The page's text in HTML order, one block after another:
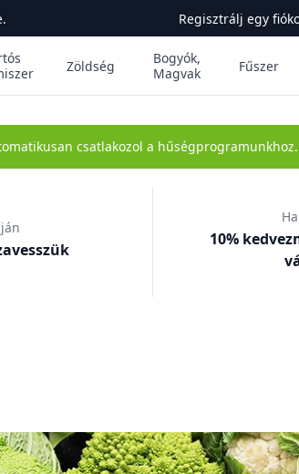
Regisztrálj egy
Zöldség
Bogyók,
Magvak
Fűszer
csatlakozol a hűségprogramunkhoz.
10%